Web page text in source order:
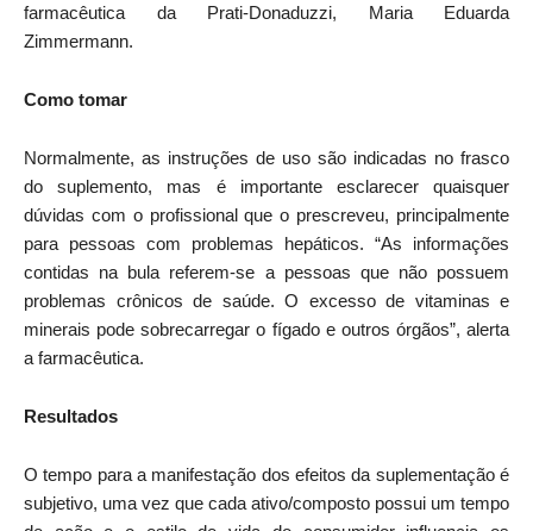
farmacêutica da Prati-Donaduzzi, Maria Eduarda
Zimmermann.
Como tomar
Normalmente, as instruções de uso são indicadas no frasco
do suplemento, mas é importante esclarecer quaisquer
dúvidas com o profissional que o prescreveu, principalmente
para pessoas com problemas hepáticos. “As informações
contidas na bula referem-se a pessoas que não possuem
problemas crônicos de saúde. O excesso de vitaminas e
minerais pode sobrecarregar o fígado e outros órgãos”, alerta
a farmacêutica.
Resultados
O tempo para a manifestação dos efeitos da suplementação é
subjetivo, uma vez que cada ativo/composto possui um tempo